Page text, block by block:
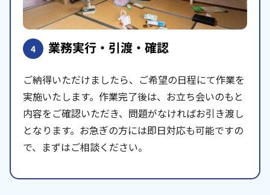
4 業務実行・引渡・確認
ご納得いただけましたら、ご希望の日程にて作業を
実施いたします。作業完了後は、お立ち会いのもと
内容をご確認いただき、問題がなければお引き渡し
となります。お急ぎの方には即日対応も可能ですの
で、まずはご相談ください。